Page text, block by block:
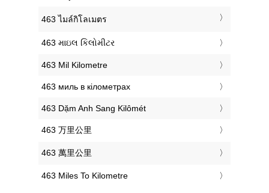
‎463 ไมล์กิโลเมตร
‎463 માઇલ કિલોમીટર
‎463 Mil Kilometre
‎463 миль в кілометрах
‎463 Dặm Anh Sang Kilômét
‎463 万里公里
‎463 萬里公里
‎463 Miles To Kilometre